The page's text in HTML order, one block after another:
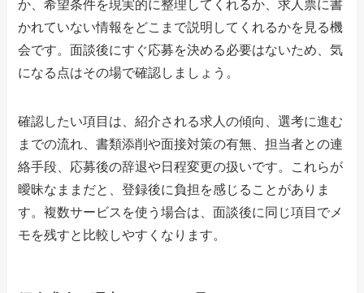
か、希望条件を現実的に整理してくれるか、求人票に書
かれていない情報をどこまで説明してくれるかを見る機
会です。面談後にすぐ応募を決める必要はないため、気
になる点はその場で確認しましょう。
確認したい項目は、紹介される求人の傾向、選考に進む
までの流れ、書類添削や面接対策の有無、担当者との連
絡手段、応募後の辞退や日程変更の扱いです。これらが
曖昧なままだと、登録後に負担を感じることがありま
す。複数サービスを使う場合は、面談後に同じ項目でメ
モを残すと比較しやすくなります。